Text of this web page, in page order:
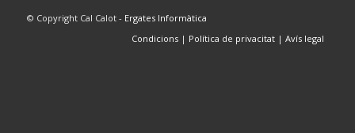
© Copyright Cal Calot - Ergates Informàtica
Condicions | Política de privacitat |Avís legal